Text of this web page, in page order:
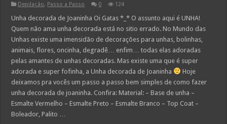
Depilação, Passo a Passo 0 124
Unha decorada de Joaninha Oi Gatas *_* O assunto aqui é UNHA!
Quem não ama unha decorada está no sitio errado. No Mundo das
Unhas existe uma imensidão de decorações para unhas, bolinhas,
animais, flores, oncinha, degradê… enfim… todas elas adoradas
pelas amantes de unhas decoradas. Mas existe uma que é super
adorada e super fofinha, a Unha decorada de Joaninha
Hoje
deixamos pra vocês um passo a passo bem simples de como fazer
unha decorada de joaninha. Confira: Material: – Base de unha –
Esmalte Vermelho – Esmalte Preto – Esmalte Branco – Top Coat –
Boleador, Palito …